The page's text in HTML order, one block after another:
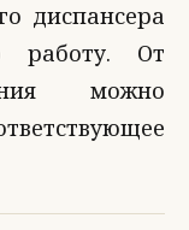
диспансера
работу. От
можно